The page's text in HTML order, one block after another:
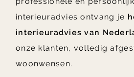
interieuradvies ontvang je
interieuradvies van
onze klanten, volledig
woonwensen.